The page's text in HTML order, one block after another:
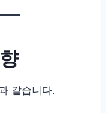
같습니다.